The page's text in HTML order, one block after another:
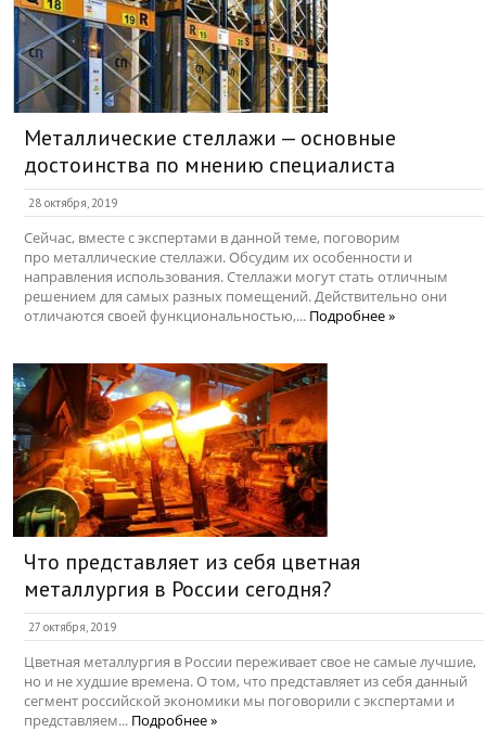
Металлические стеллажи — основные
достоинства по мнению специалиста
28 октября, 2019
Сейчас, вместе с экспертами в данной теме, поговорим
про металлические стеллажи. Обсудим их особенности и
направления использования. Стеллажи могут стать отличным
решением для самых разных помещений. Действительно они
отличаются своей функциональностью,... Подробнее »
Что представляет из себя цветная
металлургия в России сегодня?
27 октября, 2019
Цветная металлургия в России переживает свое не самые лучшие,
но и не худшие времена. О том, что представляет из себя данный
сегмент российской экономики мы поговорили с экспертами и
представляем... Подробнее »